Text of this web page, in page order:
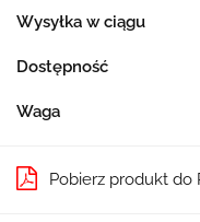
Wysyłka w ciągu
Dostępność
Waga
Pobierz produkt do